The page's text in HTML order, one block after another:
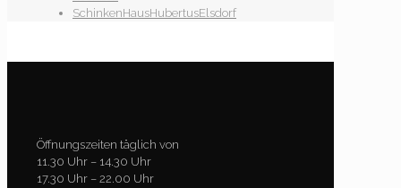
SchinkenHausHubertusElsdorf
Öffnungszeiten täglich von
11.30 Uhr – 14.30 Uhr
17.30 Uhr – 22.00 Uhr